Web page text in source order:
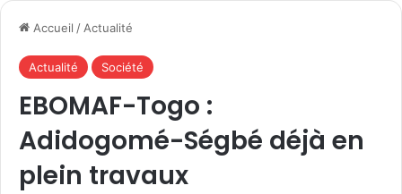
Accueil / Actualité
Actualité Société
EBOMAF-Togo :
Adidogomé-Ségbé déjà en
plein travaux